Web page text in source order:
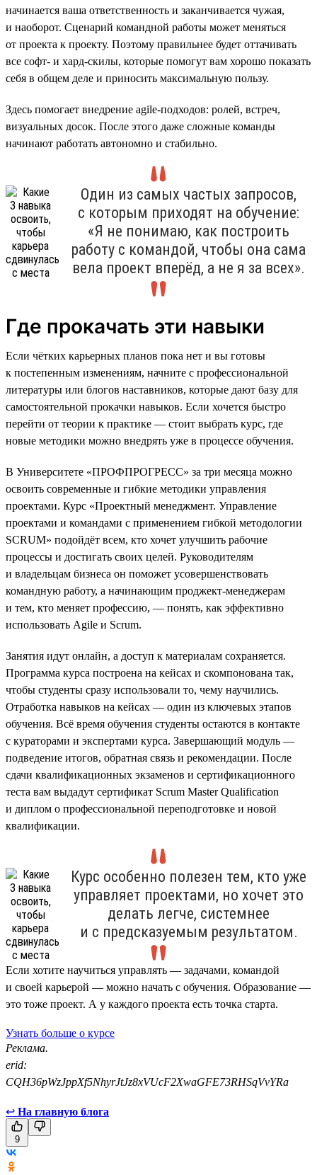
начинается ваша ответственность и заканчивается чужая,
и наоборот. Сценарий командной работы может меняться
от проекта к проекту. Поэтому правильнее будет оттачивать
все софт- и хард-скилы, которые помогут вам хорошо показать
себя в общем деле и приносить максимальную пользу.
Здесь помогает внедрение agile-подходов: ролей, встреч,
визуальных досок. После этого даже сложные команды
начинают работать автономно и стабильно.
Один из самых частых запросов,
с которым приходят на обучение:
«Я не понимаю, как построить
работу с командой, чтобы она сама
вела проект вперёд, а не я за всех».
Где прокачать эти навыки
Если чётких карьерных планов пока нет и вы готовы
к постепенным изменениям, начните с профессиональной
литературы или блогов наставников, которые дают базу для
самостоятельной прокачки навыков. Если хочется быстро
перейти от теории к практике — стоит выбрать курс, где
новые методики можно внедрять уже в процессе обучения.
В Университете «ПРОФПРОГРЕСС» за три месяца можно
освоить современные и гибкие методики управления
проектами. Курс «Проектный менеджмент. Управление
проектами и командами с применением гибкой методологии
SCRUM» подойдёт всем, кто хочет улучшить рабочие
процессы и достигать своих целей. Руководителям
и владельцам бизнеса он поможет усовершенствовать
командную работу, а начинающим проджект-менеджерам
и тем, кто меняет профессию, — понять, как эффективно
использовать Agile и Scrum.
Занятия идут онлайн, а доступ к материалам сохраняется.
Программа курса построена на кейсах и скомпонована так,
чтобы студенты сразу использовали то, чему научились.
Отработка навыков на кейсах — один из ключевых этапов
обучения. Всё время обучения студенты остаются в контакте
с кураторами и экспертами курса. Завершающий модуль —
подведение итогов, обратная связь и рекомендации. После
сдачи квалификационных экзаменов и сертификационного
теста вам выдадут сертификат Scrum Master Qualification
и диплом о профессиональной переподготовке и новой
квалификации.
Курс особенно полезен тем, кто уже
управляет проектами, но хочет это
делать легче, системнее
и с предсказуемым результатом.
Если хотите научиться управлять — задачами, командой
и своей карьерой — можно начать с обучения. Образование —
это тоже проект. А у каждого проекта есть точка старта.
Узнать больше о курсе
Реклама.
erid:
CQH36pWzJppXf5NhyrJtJz8xVUcF2XwaGFE73RHSqVvYRa
↩ На главную блога
9